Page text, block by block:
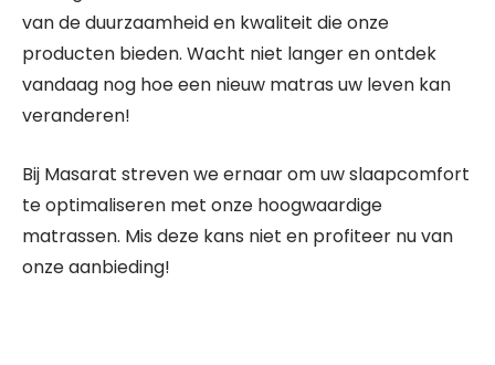
van de duurzaamheid en kwaliteit die onze
producten bieden. Wacht niet langer en ontdek
vandaag nog hoe een nieuw matras uw leven kan
veranderen!
Bij Masarat streven we ernaar om uw slaapcomfort
te optimaliseren met onze hoogwaardige
matrassen. Mis deze kans niet en profiteer nu van
onze aanbieding!